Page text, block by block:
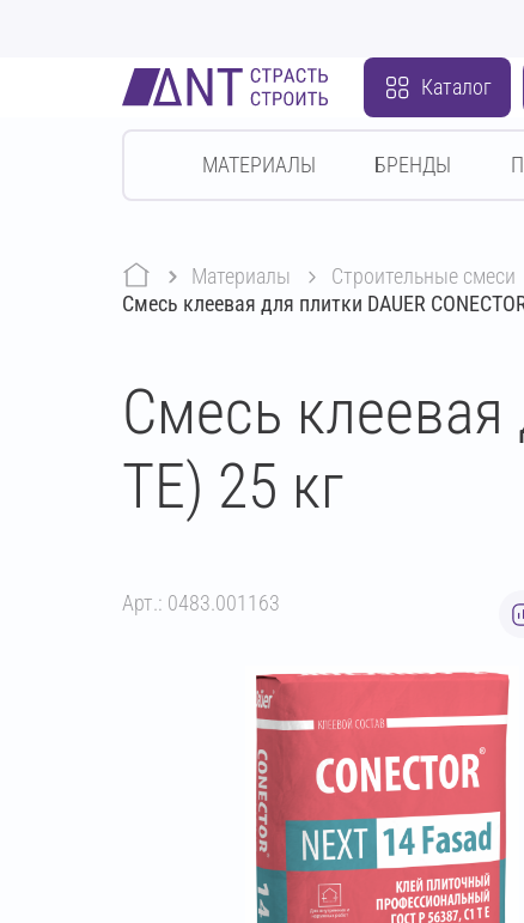
Каталог
МАТЕРИАЛЫ БРЕНДЫ
Материалы строительные смеси
Смесь клеевая для плитки DAUER
Смесь клеевая
TE) 25 кг
Арт.: 0483.001163